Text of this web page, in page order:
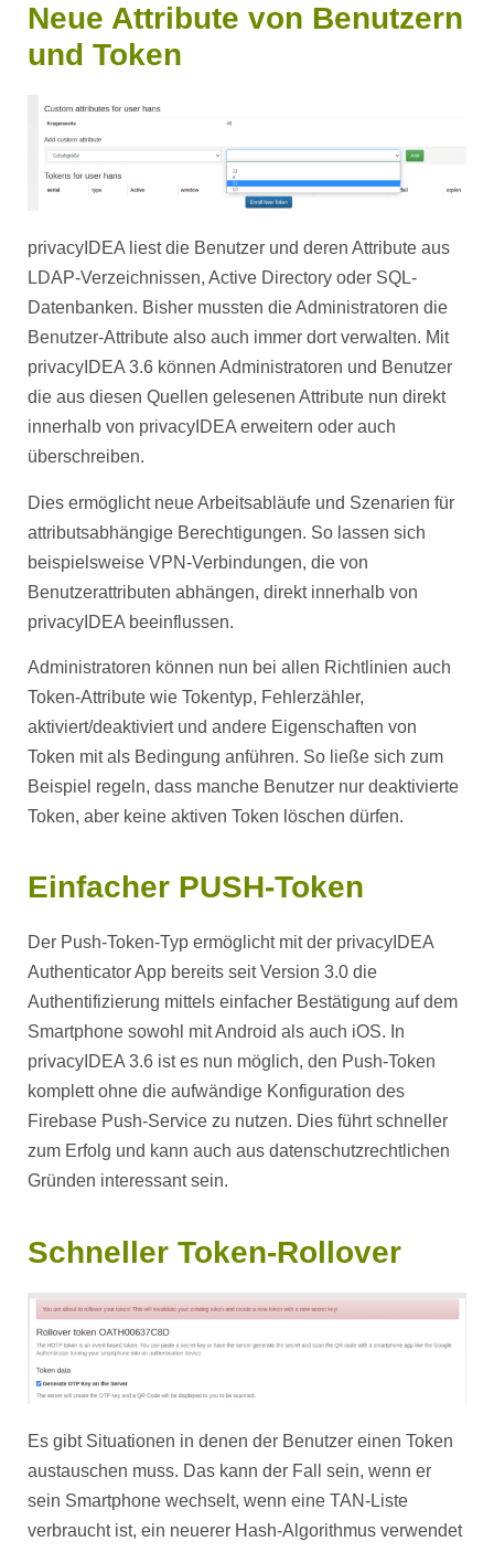
Neue Attribute von Benutzern
und Token
privacyIDEA liest die Benutzer und deren Attribute aus
LDAP-Verzeichnissen, Active Directory oder SQL-
Datenbanken. Bisher mussten die Administratoren die
Benutzer-Attribute also auch immer dort verwalten. Mit
privacyIDEA 3.6 können Administratoren und Benutzer
die aus diesen Quellen gelesenen Attribute nun direkt
innerhalb von privacyIDEA erweitern oder auch
überschreiben.
Dies ermöglicht neue Arbeitsabläufe und Szenarien für
attributsabhängige Berechtigungen. So lassen sich
beispielsweise VPN-Verbindungen, die von
Benutzerattributen abhängen, direkt innerhalb von
privacyIDEA beeinflussen.
Administratoren können nun bei allen Richtlinien auch
Token-Attribute wie Tokentyp, Fehlerzähler,
aktiviert/deaktiviert und andere Eigenschaften von
Token mit als Bedingung anführen. So ließe sich zum
Beispiel regeln, dass manche Benutzer nur deaktivierte
Token, aber keine aktiven Token löschen dürfen.
Einfacher PUSH-Token
Der Push-Token-Typ ermöglicht mit der privacyIDEA
Authenticator App bereits seit Version 3.0 die
Authentifizierung mittels einfacher Bestätigung auf dem
Smartphone sowohl mit Android als auch iOS. In
privacyIDEA 3.6 ist es nun möglich, den Push-Token
komplett ohne die aufwändige Konfiguration des
Firebase Push-Service zu nutzen. Dies führt schneller
zum Erfolg und kann auch aus datenschutzrechtlichen
Gründen interessant sein.
Schneller Token-Rollover
Es gibt Situationen in denen der Benutzer einen Token
austauschen muss. Das kann der Fall sein, wenn er
sein Smartphone wechselt, wenn eine TAN-Liste
verbraucht ist, ein neuerer Hash-Algorithmus verwendet